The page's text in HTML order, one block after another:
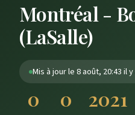
Montréal -
(LaSalle)
Mis à jour le 8 août, 20:43 il
0 0 2021